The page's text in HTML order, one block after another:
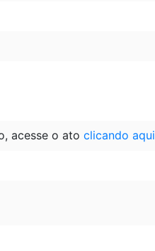
acesse o ato clicando aqui